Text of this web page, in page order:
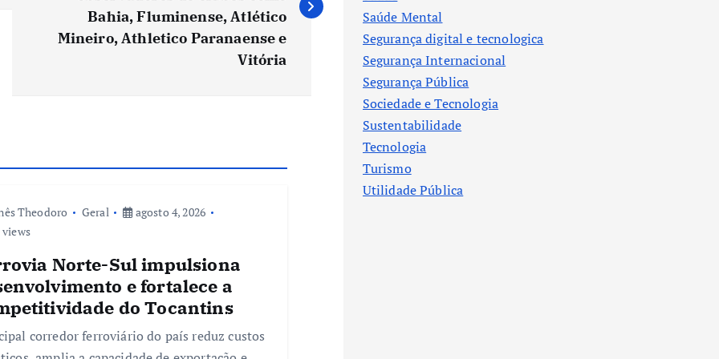
Bahia, Fluminense, Atlético
Mineiro, Athletico Paranaense e
Vitória
Theodoro Geral
agosto 4, 2026
views
Norte-Sul impulsiona
e fortalece a
do Tocantins
corredor ferroviário do país reduz custos
Saúde Mental
Segurança digital e tecnologica
Segurança Internacional
Segurança Pública
Sociedade e Tecnologia
Sustentabilidade
Tecnologia
Turismo
Utilidade Pública